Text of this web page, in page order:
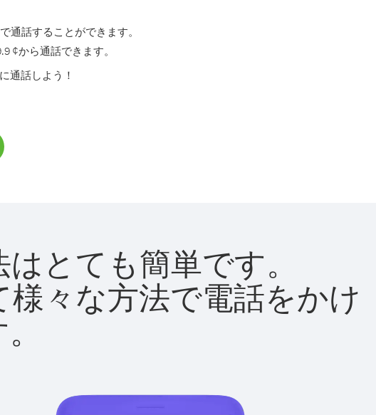
通話することができます。
¢から通話できます。
通話しよう！
とても簡単です。
々な方法で電話をかけ